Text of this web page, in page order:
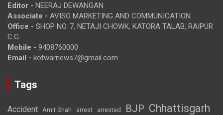
Editor - NEERAJ DEWANGAN
Associate - AVISO MARKETING AND COMMUNICATION
Office - SHOP NO. 7, NETAJI CHOWK, KATORA TALAB, RAIPUR
C.G.
Mobile - 9408760000
Email - kotwarnews7@gmail.com
Tags
Accident Amit Shah arrest arrested BJP Chhattisgarh